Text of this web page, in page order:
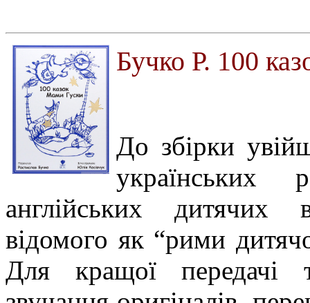
Бучко Р. 100
До збірки
українських
англійських дитячих
відомого як “рими
Для кращої передачі